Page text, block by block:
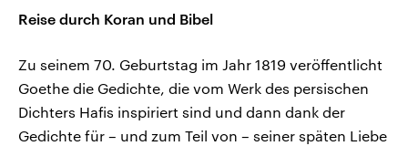
Reise durch Koran und Bibel
Zu seinem 70. Geburtstag im Jahr 1819 veröffentlicht
Goethe die Gedichte, die vom Werk des persischen
Dichters Hafis inspiriert sind und dann dank der
Gedichte für – und zum Teil von – seiner späten Liebe